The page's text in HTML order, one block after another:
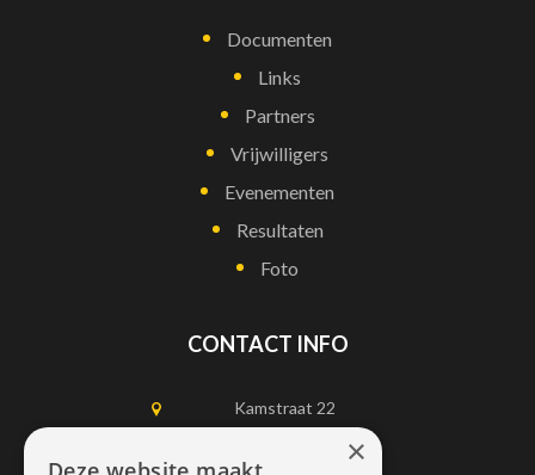
Documenten
Links
Partners
Vrijwilligers
Evenementen
Resultaten
Foto
CONTACT INFO
Kamstraat 22
1750 Lennik
×